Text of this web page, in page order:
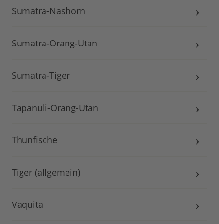
Sumatra-Nashorn
Sumatra-Orang-Utan
Sumatra-Tiger
Tapanuli-Orang-Utan
Thunfische
Tiger (allgemein)
Vaquita